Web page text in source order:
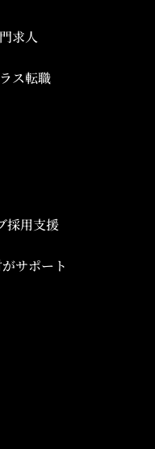
求人
ス転職
採用支援
サポート